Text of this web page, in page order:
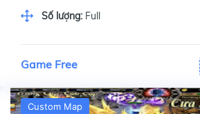
Số lượng: Full
Game Free
Custom Map